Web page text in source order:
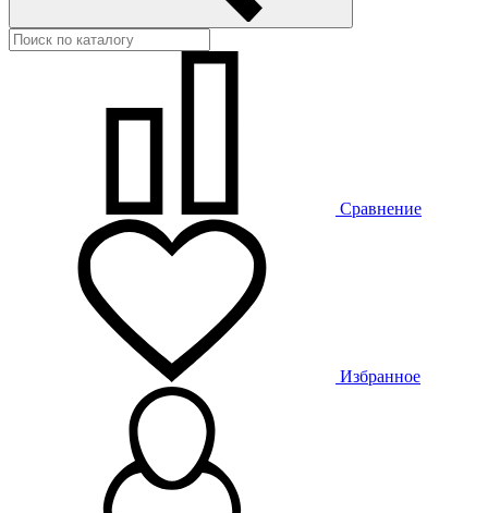
Сравнение
Избранное